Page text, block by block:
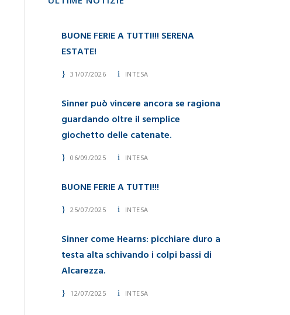
BUONE FERIE A TUTTI!!! SERENA
ESTATE!
31/07/2026 INTESA
Sinner può vincere ancora se ragiona
guardando oltre il semplice
giochetto delle catenate.
06/09/2025 INTESA
BUONE FERIE A TUTTI!!!
25/07/2025 INTESA
Sinner come Hearns: picchiare duro a
testa alta schivando i colpi bassi di
Alcarezza.
12/07/2025 INTESA